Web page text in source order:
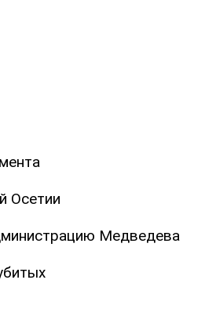
Осетии
Медведева